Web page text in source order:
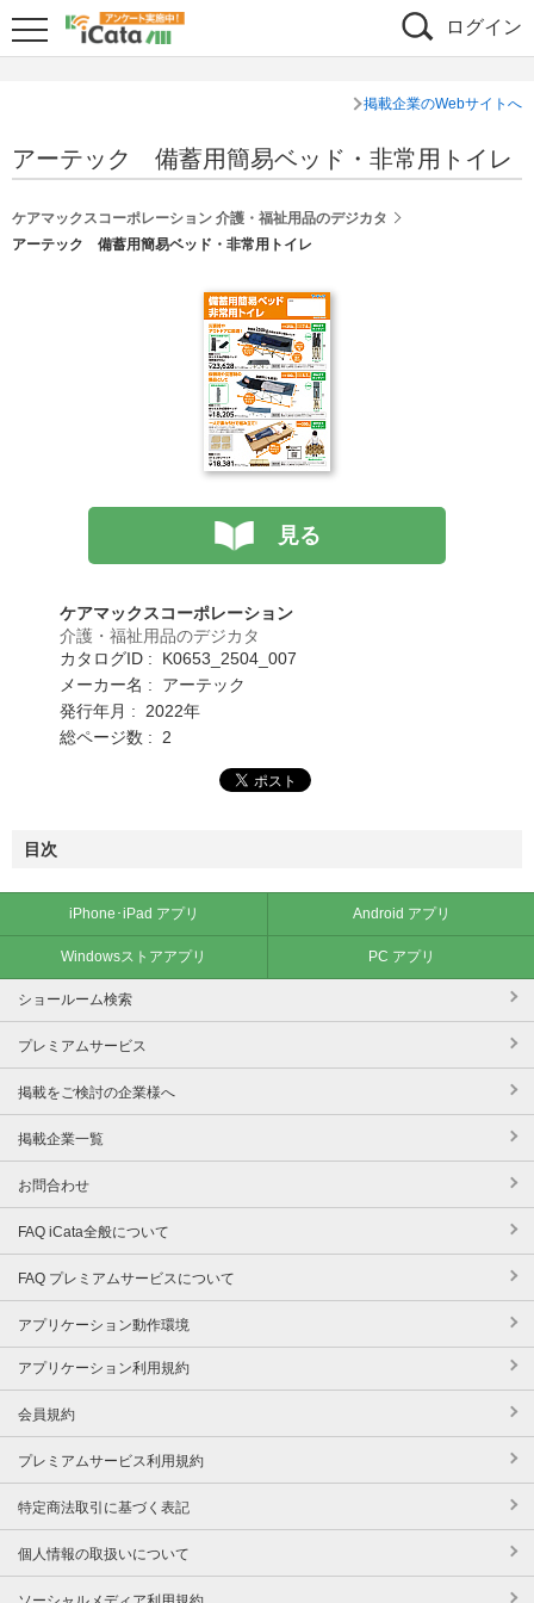
ログイン
掲載企業のWebサイトへ
アーテック 備蓄用簡易ベッド・非常用トイレ
ケアマックスコーポレーション 介護・福祉用品のデジカタ
アーテック 備蓄用簡易ベッド・非常用トイレ
見る
ケアマックスコーポレーション
介護・福祉用品のデジカタ
カタログID : K0653_2504_007
メーカー名 : アーテック
発行年月 : 2022年
総ページ数 : 2
目次
iPhone･iPad アプリ Android アプリ
Windowsストアアプリ PC アプリ
ショールーム検索
プレミアムサービス
掲載をご検討の企業様へ
掲載企業一覧
お問合わせ
FAQ iCata全般について
FAQ プレミアムサービスについて
アプリケーション動作環境
アプリケーション利用規約
会員規約
プレミアムサービス利用規約
特定商法取引に基づく表記
個人情報の取扱いについて